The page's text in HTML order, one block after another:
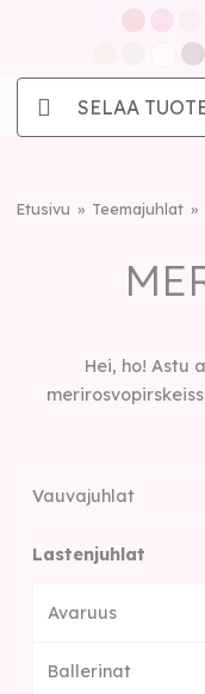
SELAA
Etusivu Teemajuhlat
Hei, ho! Astu
Vauvajuhlat
Lastenjuhlat
Avaruus
Ballerinat